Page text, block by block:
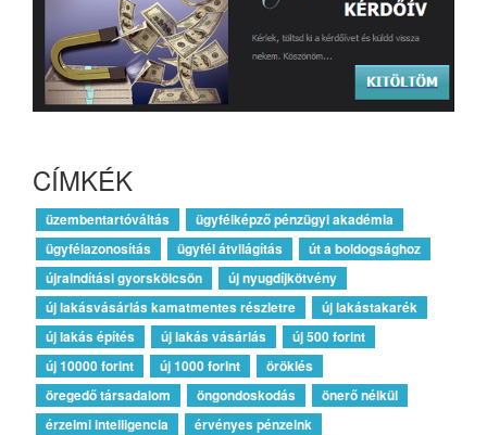
CÍMKÉK
üzembentartóváltás
ügyfélképző pénzügyi akadémia
ügyfélazonosítás
ügyfél átvilágítás
út a boldogsághoz
újraindítási gyorskölcsön
új nyugdíjkötvény
új lakásvásárlás kamatmentes részletre
új lakástakarék
új lakás építés
új lakás vásárlás
új 500 forint
új 10000 forint
új 1000 forint
öröklés
öregedő társadalom
öngondoskodás
önerő nélkül
érzelmi intelligencia
érvényes pénzeink